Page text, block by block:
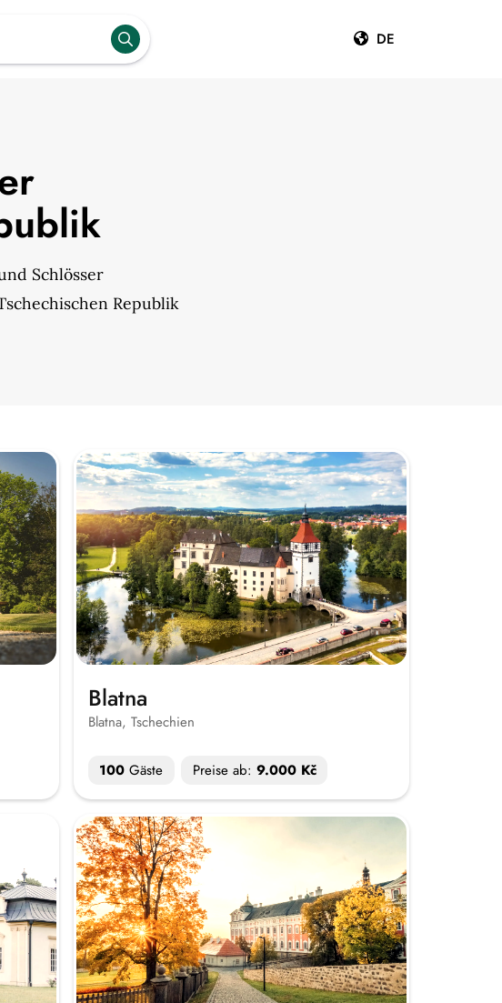
DE
Schlösser
Republik
Blatna
Blatna, Tschechien
100 Gäste Preise ab: 9.000 Kč